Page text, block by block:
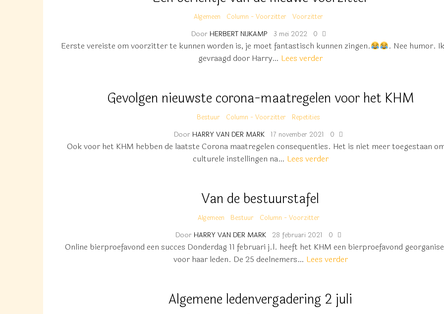
Algemeen Column - Voorzitter Voorzitter
Door HERBERT NIJKAMP 3 mei 2022 0
Eerste vereiste om voorzitter te kunnen worden is, je moet fantastisch kunnen zingen.
. Nee humor.
gevraagd door Harry… Lees verder
Gevolgen nieuwste corona-maatregelen voor het KHM
Bestuur Column - Voorzitter Repetities
Door HARRY VAN DER MARK 17 november 2021 0
Ook voor het KHM hebben de laatste Corona maatregelen consequenties. Het is niet meer toegestaan
culturele instellingen na… Lees verder
Van de bestuurstafel
Algemeen Bestuur Column - Voorzitter
Door HARRY VAN DER MARK 28 februari 2021 0
Online bierproefavond een succes Donderdag 11 februari j.l. heeft het KHM een bierproefavond
voor haar leden. De 25 deelnemers… Lees verder
Algemene ledenvergadering 2 juli